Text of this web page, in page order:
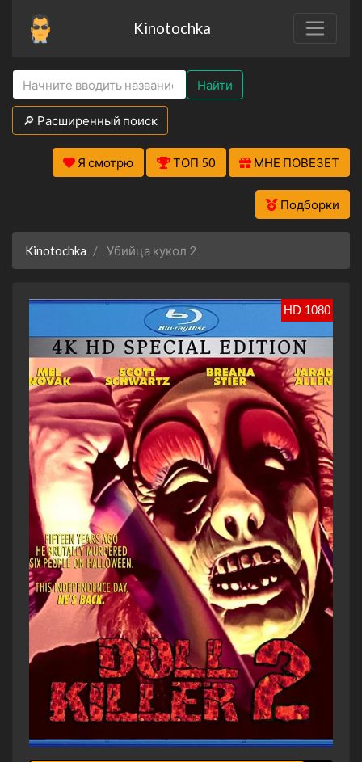
Kinotochka
Найти
🔎 Расширенный поиск
Я смотрю ТОП 50 МНЕ ПОВЕЗЕТ
Подборки
Kinotochka Убийца кукол 2
HD 1080